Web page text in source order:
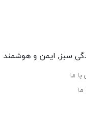
سبز, ایمن و هوشمند
ما
ما